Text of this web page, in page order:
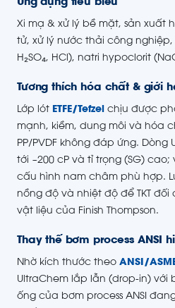
Ứng dụng tiêu biểu
Xi mạ & xử lý bề mặt, sản xuất
tử, xử lý nước thải công nghiệp,
H₂SO₄, HCl), natri hypoclorit
Tương thích hóa chất & giới
Lớp lót ETFE/Tefzel chịu được
mạnh, kiềm, dung môi và hóa
PP/PVDF không đáp ứng.
tới ~200 cP và tỉ trọng (SG)
cấu hình nam châm phù hợp.
nồng độ và nhiệt độ để TKT
vật liệu của Finish Thompson.
Thay thế bơm process ANSI
Nhờ kích thước theo ANSI/
UltraChem lắp lẫn (drop-in) với
ống của bơm process ANSI